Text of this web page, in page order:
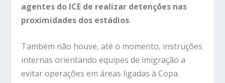
agentes do ICE de realizar detenções nas
proximidades dos estádios.
Também não houve, até o momento, instruções
internas orientando equipes de imigração a
evitar operações em áreas ligadas à Copa.